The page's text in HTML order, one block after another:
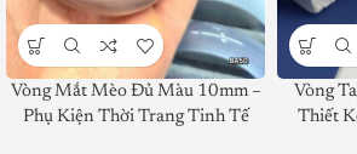
Product SKU:
Vòng Mắt Mèo Đủ Màu 10mm –
Phụ Kiện Thời Trang Tinh Tế
Vòng
Thiết